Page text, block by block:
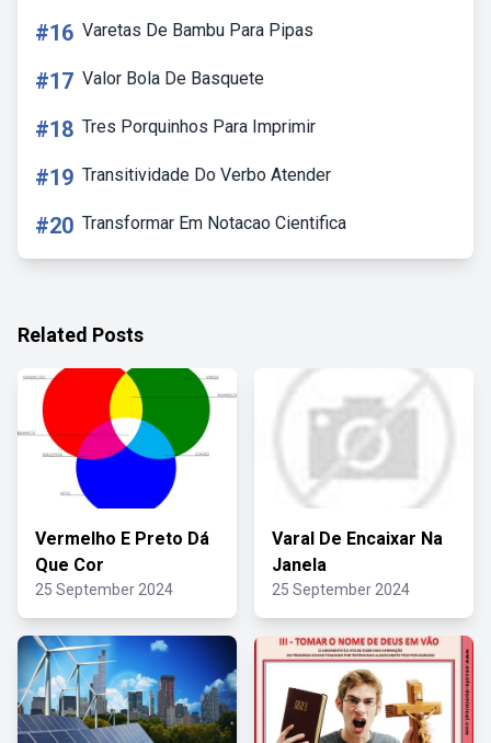
#16 Varetas De Bambu Para Pipas
#17 Valor Bola De Basquete
#18 Tres Porquinhos Para Imprimir
#19 Transitividade Do Verbo Atender
#20 Transformar Em Notacao Cientifica
Related Posts
Vermelho E Preto Dá
Que Cor
25 September 2024
Varal De Encaixar Na
Janela
25 September 2024